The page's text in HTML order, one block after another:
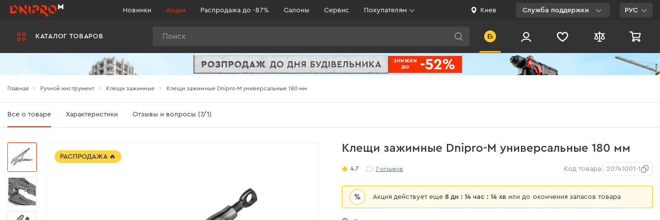
КАТАЛОГ ТОВАРОВ
Новинки Акции Распродажа до -87% Салоны Сервис Покупателям Киев Служба поддержки РУС
Главная Ручной инструмент Клещи зажимные Клещи зажимные Dnipro-M универсальные 180 мм
Все о товаре Характеристики Отзывы и вопросы (7/1)
Клещи зажимные Dnipro-M универсальные 180 мм
4.7 7отзывов Код товара: 20741001-1
% Акция действует еще8 дн : 14 час : 14 хв или до окончения запасов товара
РАСПРОДАЖА 🔥